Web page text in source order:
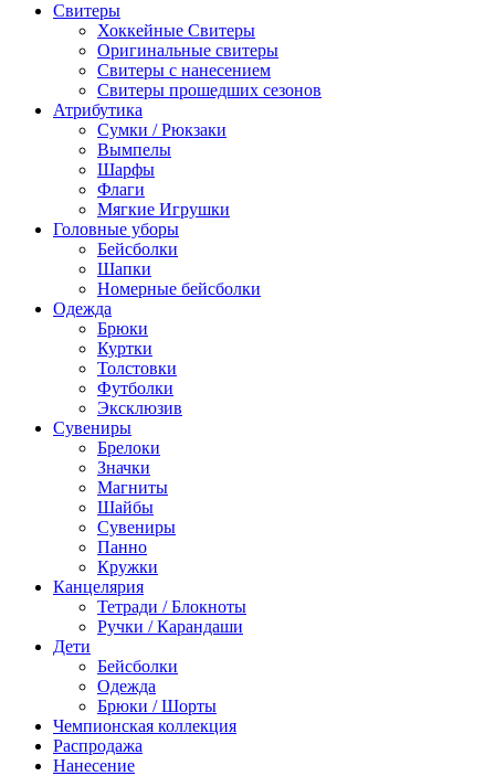
Свитеры
Хоккейные Свитеры
Оригинальные свитеры
Свитеры с нанесением
Свитеры прошедших сезонов
Атрибутика
Сумки / Рюкзаки
Вымпелы
Шарфы
Флаги
Мягкие Игрушки
Головные уборы
Бейсболки
Шапки
Номерные бейсболки
Одежда
Брюки
Куртки
Толстовки
Футболки
Эксклюзив
Сувениры
Брелоки
Значки
Магниты
Шайбы
Сувениры
Панно
Кружки
Канцелярия
Тетради / Блокноты
Ручки / Карандаши
Дети
Бейсболки
Одежда
Брюки / Шорты
Чемпионская коллекция
Распродажа
Нанесение